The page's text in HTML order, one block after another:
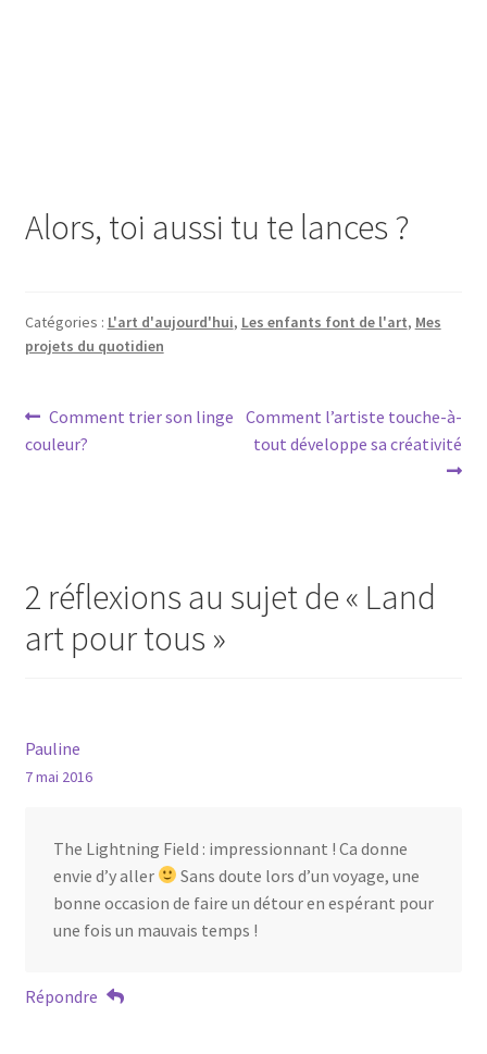
Alors, toi aussi tu te lances ?
Catégories : L'art d'aujourd'hui, Les enfants font de l'art, Mes
projets du quotidien
Navigation
de
Article
précédent :
Comment trier son linge
couleur?
Article
suivant :
Comment l’artiste touche-à-
tout développe sa créativité
2 réflexions au sujet de « Land
art pour tous »
Pauline
7 mai 2016
The Lightning Field : impressionnant ! Ca donne
envie d’y aller
Sans doute lors d’un voyage, une
bonne occasion de faire un détour en espérant pour
une fois un mauvais temps !
Répondre